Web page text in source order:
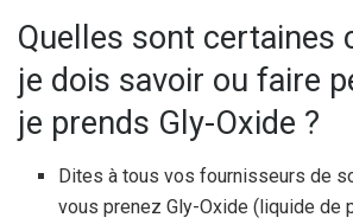
Quelles sont certaines
je dois savoir ou faire
je prends Gly-Oxide ?
Dites à tous vos fournisseurs de
vous prenez Gly-Oxide (liquide de